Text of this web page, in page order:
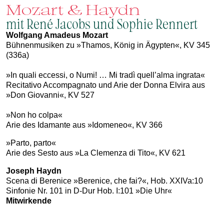
Mozart & Haydn
mit René Jacobs und Sophie Rennert
Wolfgang Amadeus Mozart
Bühnenmusiken zu »Thamos, König in Ägypten«, KV 345
(336a)
»In quali eccessi, o Numi! … Mi tradì quell’alma ingrata«
Recitativo Accompagnato und Arie der Donna Elvira aus
»Don Giovanni«, KV 527
»Non ho colpa«
Arie des Idamante aus »Idomeneo«, KV 366
»Parto, parto«
Arie des Sesto aus »La Clemenza di Tito«, KV 621
Joseph Haydn
Scena di Berenice »Berenice, che fai?«, Hob. XXIVa:10
Sinfonie Nr. 101 in D-Dur Hob. I:101 »Die Uhr«
Mitwirkende